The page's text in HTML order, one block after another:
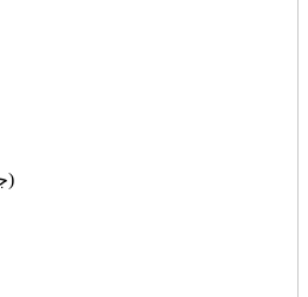
South Sudan (جنوب السودان)